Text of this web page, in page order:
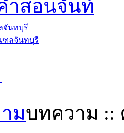
ำสอนจันท์
จันทบุรี
ฑลจันทบุรี
มบทความ